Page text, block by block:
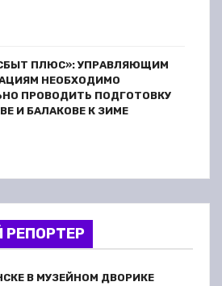
ПЛЮС»: УПРАВЛЯЮЩИМ
НЕОБХОДИМО
ПРОВОДИТЬ ПОДГОТОВКУ
И БАЛАКОВЕ К ЗИМЕ
В МУЗЕЙНОМ ДВОРИКЕ